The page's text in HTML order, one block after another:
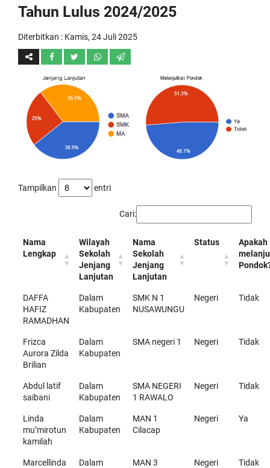
Tahun Lulus 2024/2025
Diterbitkan : Kamis, 24 Juli 2025
Tampilkan entri
Cari:
Nama
Lengkap
Wilayah
Sekolah
Jenjang
Lanjutan
Nama
Sekolah
Jenjang
Lanjutan
Status
Apakah
DAFFA
HAFIZ
RAMADHAN
Dalam
Kabupaten
SMK N 1
NUSAWUNGU
Negeri Tidak
Frizca
Aurora Zilda
Brilian
Dalam
Kabupaten
SMA negeri 1 Negeri Tidak
Abdul latif
saibani
Dalam
Kabupaten
SMA NEGERI
1 RAWALO
Negeri Tidak
Linda
mu’mirotun
kamilah
Dalam
Kabupaten
MAN 1
Cilacap
Negeri Ya
Marcellinda
Dalam
MAN 3
Negeri Tidak